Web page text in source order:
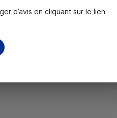
d’avis en cliquant sur le lien